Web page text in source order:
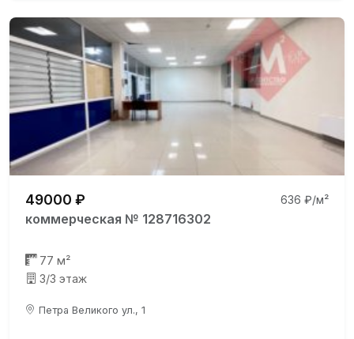
49000 ₽ 636 ₽/м²
коммерческая № 128716302
77 м²
3/3 этаж
Петра Великого ул., 1